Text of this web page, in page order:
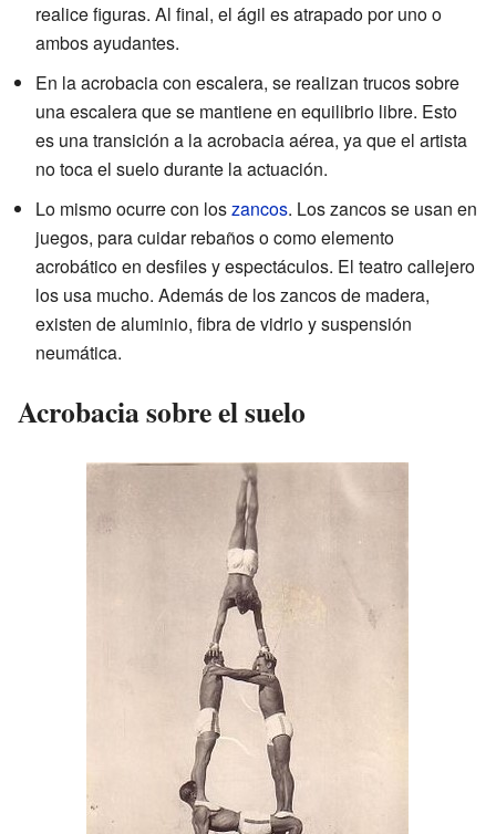
realice figuras. Al final, el ágil es atrapado por uno o
ambos ayudantes.
En la acrobacia con escalera, se realizan trucos sobre
una escalera que se mantiene en equilibrio libre. Esto
es una transición a la acrobacia aérea, ya que el artista
no toca el suelo durante la actuación.
Lo mismo ocurre con loszancos. Los zancos se usan en
juegos, para cuidar rebaños o como elemento
acrobático en desfiles y espectáculos. El teatro callejero
los usa mucho. Además de los zancos de madera,
existen de aluminio, fibra de vidrio y suspensión
neumática.
Acrobacia sobre el suelo